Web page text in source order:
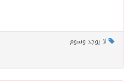
لا يوجد وسوم